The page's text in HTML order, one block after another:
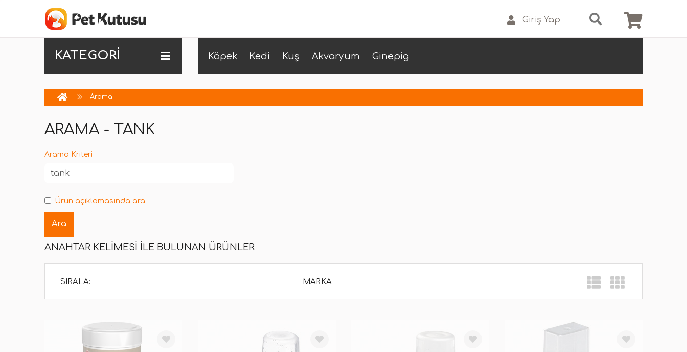
Giriş Yap
KATEGORİ Köpek Kedi Kuş Akvaryum Ginepig
Arama
ARAMA - TANK
Arama Kriteri
Ürün açıklamasında ara.
ANAHTAR KELIMESI ILE BULUNAN ÜRÜNLER
SIRALA: MARKA